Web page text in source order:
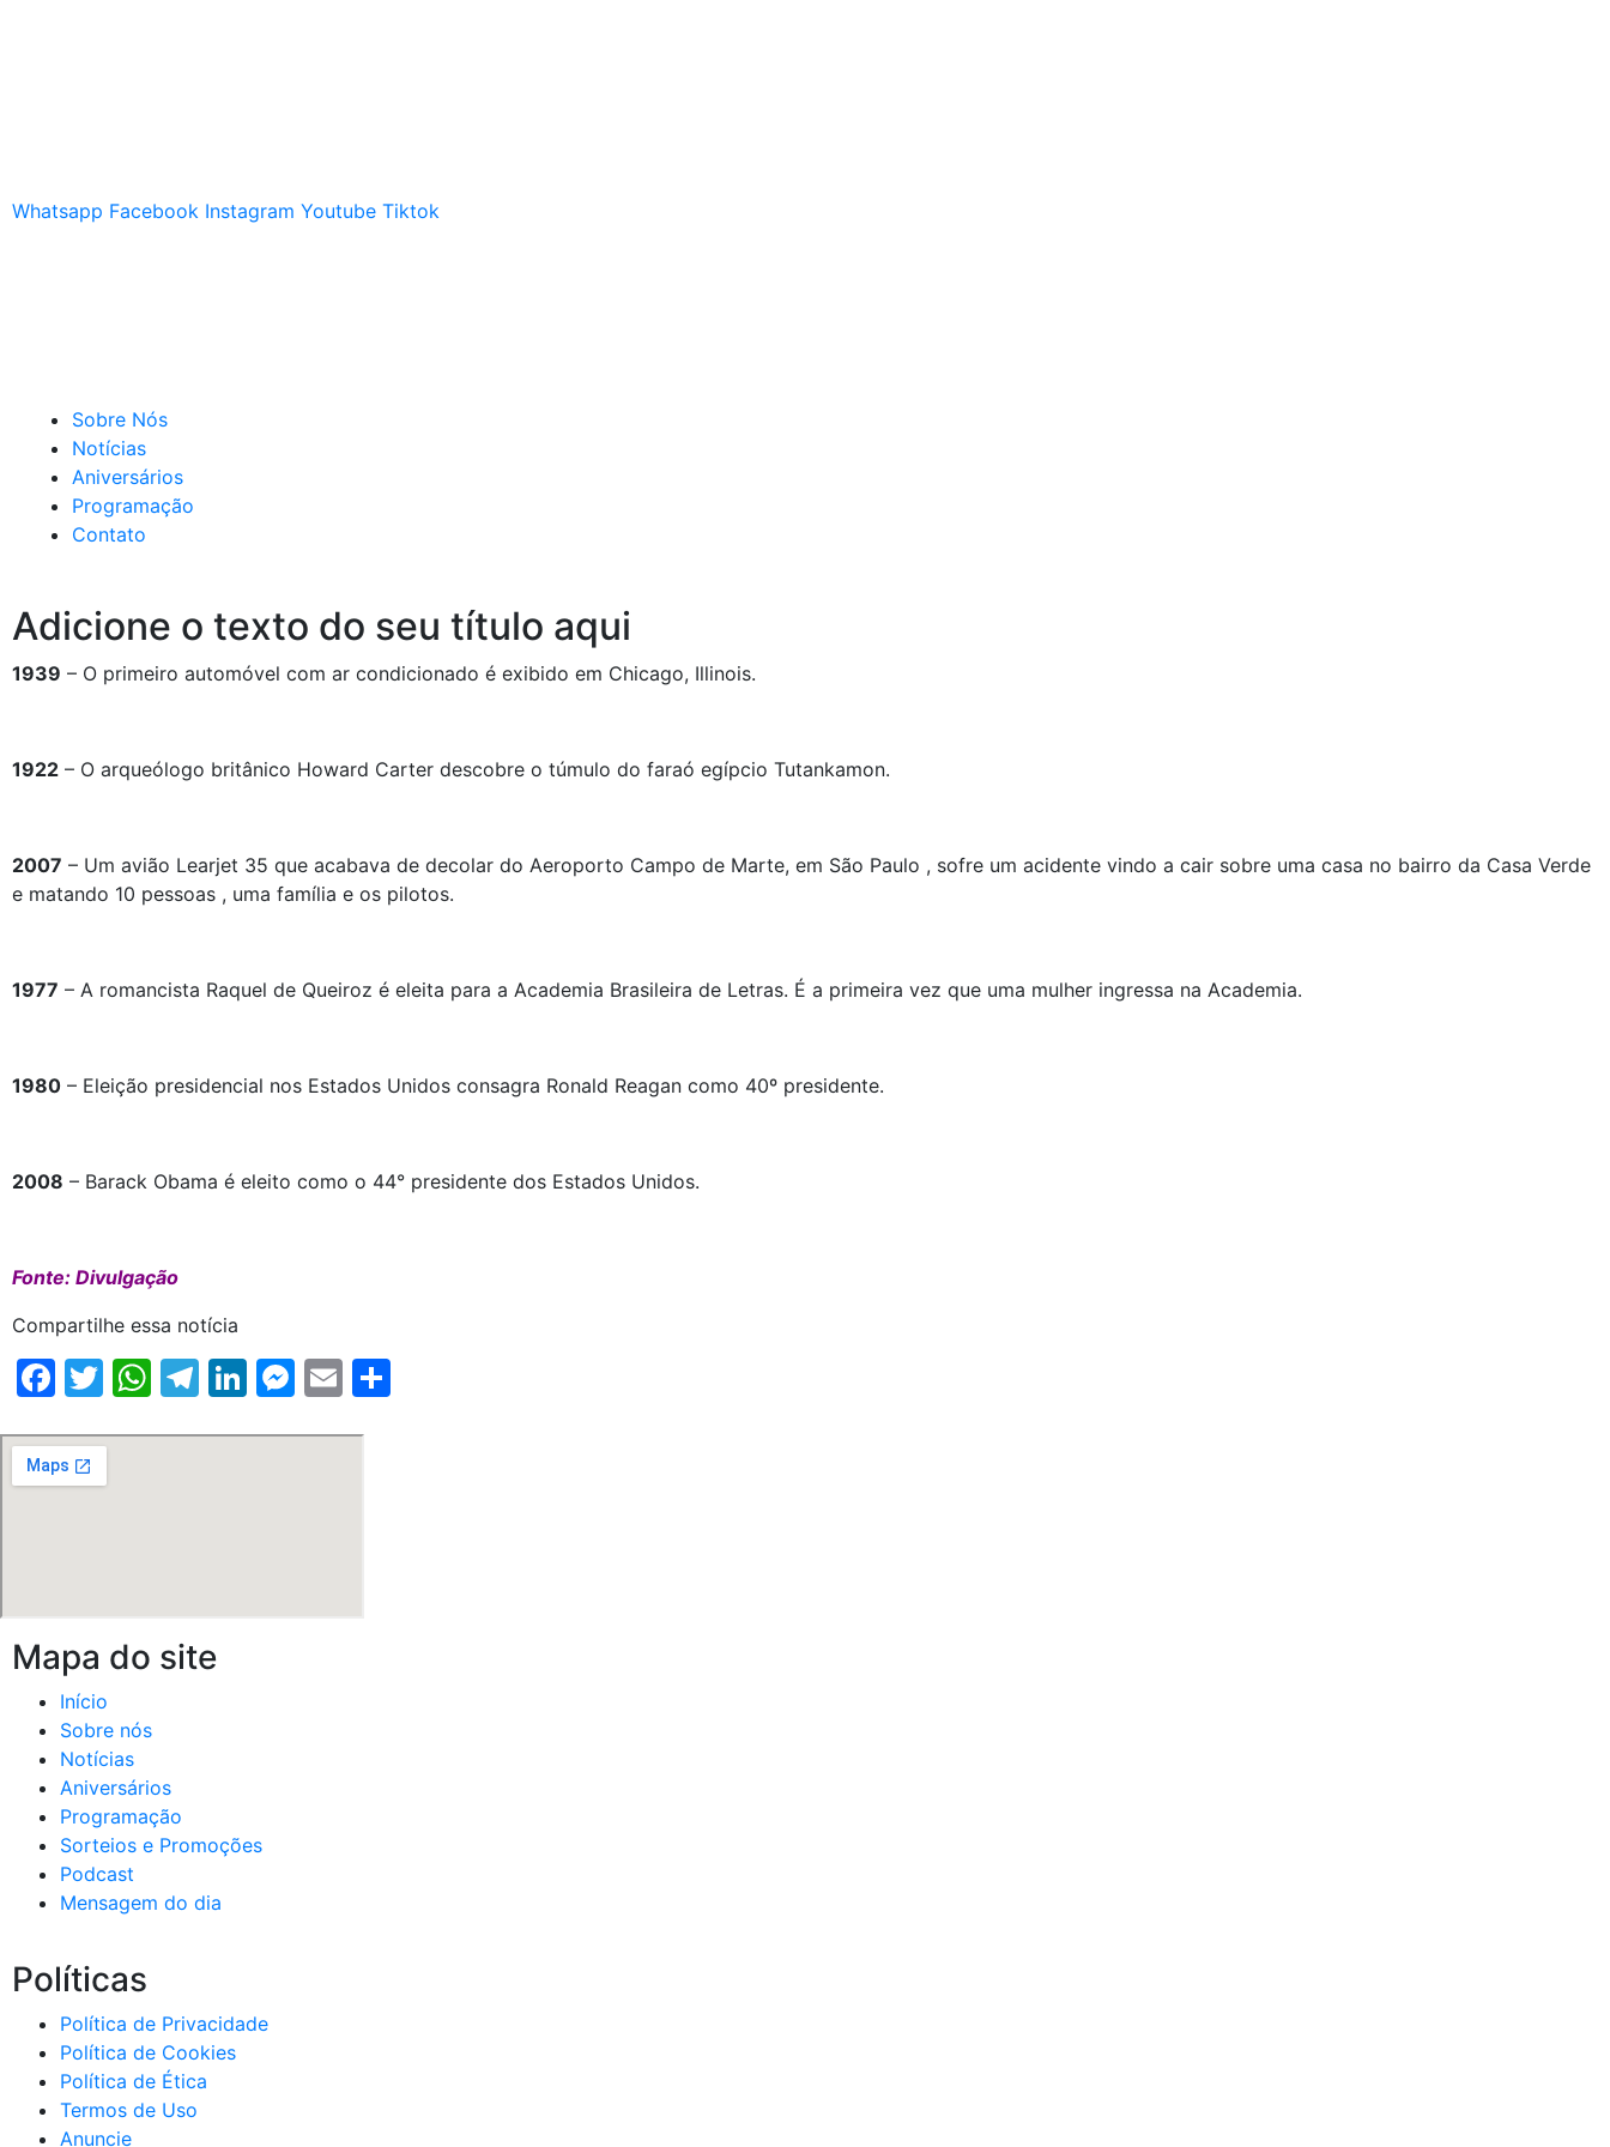
Whatsapp Facebook Instagram Youtube Tiktok
Sobre Nós
Notícias
Aniversários
Programação
Contato
Adicione o texto do seu título aqui
1939 – O primeiro automóvel com ar condicionado é exibido em Chicago, Illinois.
1922 – O arqueólogo britânico Howard Carter descobre o túmulo do faraó egípcio Tutankamon.
2007 – Um avião Learjet 35 que acabava de decolar do Aeroporto Campo de Marte, em São Paulo , sofre um acidente vindo a cair sobre uma casa no bairro da Casa Verde
e matando 10 pessoas , uma família e os pilotos.
1977 – A romancista Raquel de Queiroz é eleita para a Academia Brasileira de Letras. É a primeira vez que uma mulher ingressa na Academia.
1980 – Eleição presidencial nos Estados Unidos consagra Ronald Reagan como 40º presidente.
2008 – Barack Obama é eleito como o 44° presidente dos Estados Unidos.
Fonte: Divulgação
Compartilhe essa notícia
Facebook
Twitter
WhatsApp
Telegram
LinkedIn
Messenger
Email
Mapa do site
Início
Sobre nós
Notícias
Aniversários
Programação
Sorteios e Promoções
Podcast
Mensagem do dia
Políticas
Política de Privacidade
Política de Cookies
Política de Ética
Termos de Uso
Anuncie